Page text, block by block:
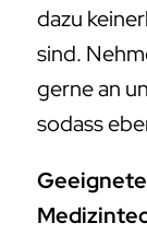
dazu
sind.
gerne an
sodass